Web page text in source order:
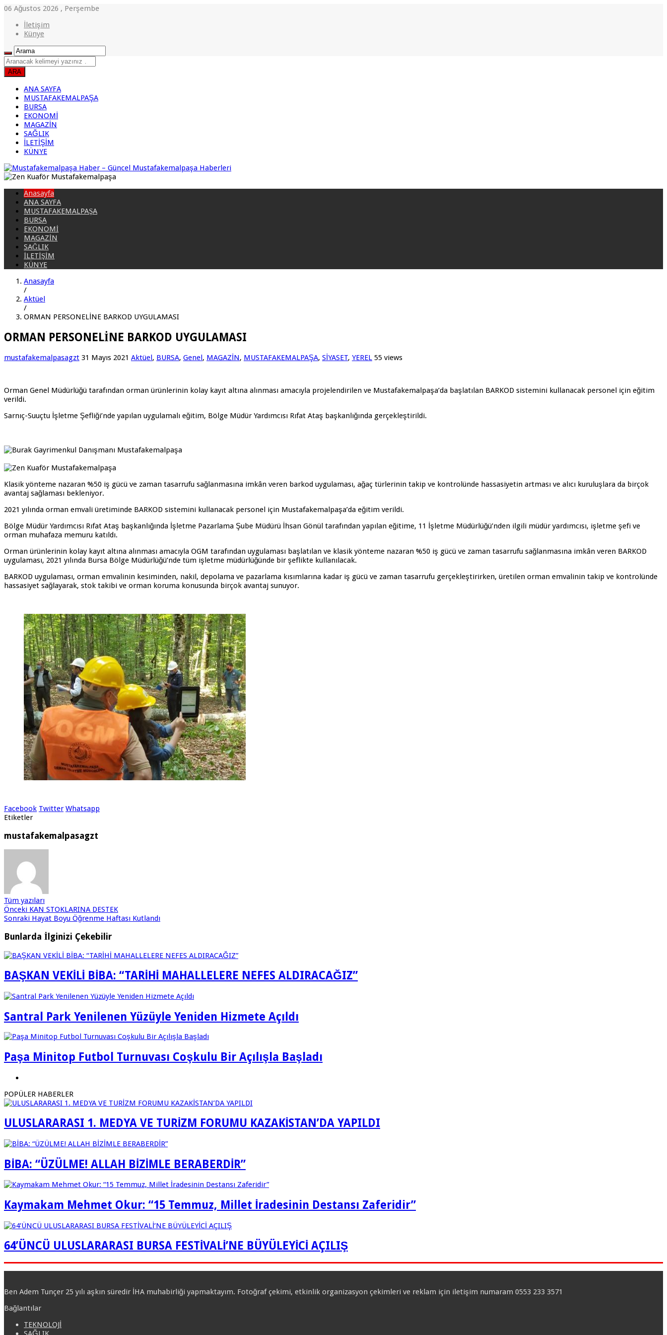
06 Ağustos 2026 , Perşembe
İletişim
Künye
ANA SAYFA
MUSTAFAKEMALPAŞA
BURSA
EKONOMİ
MAGAZİN
SAĞLIK
İLETİŞİM
KÜNYE
Anasayfa
ANA SAYFA
MUSTAFAKEMALPAŞA
BURSA
EKONOMİ
MAGAZİN
SAĞLIK
İLETİŞİM
KÜNYE
Anasayfa
/
Aktüel
/
ORMAN PERSONELİNE BARKOD UYGULAMASI
ORMAN PERSONELİNE BARKOD UYGULAMASI
mustafakemalpasagzt 31 Mayıs 2021 Aktüel , BURSA, Genel , MAGAZİN, MUSTAFAKEMALPAŞA, SİYASET, YEREL 55 views
Orman Genel Müdürlüğü tarafından orman ürünlerinin kolay kayıt altına alınması amacıyla projelendirilen ve Mustafakemalpaşa’da başlatılan BARKOD sistemini kullanacak personel için eğitim
verildi.
Sarnıç-Suuçtu İşletme Şefliği’nde yapılan uygulamalı eğitim, Bölge Müdür Yardımcısı Rıfat Ataş başkanlığında gerçekleştirildi.
Klasik yönteme nazaran %50 iş gücü ve zaman tasarrufu sağlanmasına imkân veren barkod uygulaması, ağaç türlerinin takip ve kontrolünde hassasiyetin artması ve alıcı kuruluşlara da birçok
avantaj sağlaması bekleniyor.
2021 yılında orman emvali üretiminde BARKOD sistemini kullanacak personel için Mustafakemalpaşa’da eğitim verildi.
Bölge Müdür Yardımcısı Rıfat Ataş başkanlığında İşletme Pazarlama Şube Müdürü İhsan Gönül tarafından yapılan eğitime, 11 İşletme Müdürlüğü’nden ilgili müdür yardımcısı, işletme şefi ve
orman muhafaza memuru katıldı.
Orman ürünlerinin kolay kayıt altına alınması amacıyla OGM tarafından uygulaması başlatılan ve klasik yönteme nazaran %50 iş gücü ve zaman tasarrufu sağlanmasına imkân veren BARKOD
uygulaması, 2021 yılında Bursa Bölge Müdürlüğü’nde tüm işletme müdürlüğünde bir şeflikte kullanılacak.
BARKOD uygulaması, orman emvalinin kesiminden, nakil, depolama ve pazarlama kısımlarına kadar iş gücü ve zaman tasarrufu gerçekleştirirken, üretilen orman emvalinin takip ve kontrolünde
hassasiyet sağlayarak, stok takibi ve orman koruma konusunda birçok avantaj sunuyor.
Facebook Twitter Whatsapp
Etiketler
mustafakemalpasagzt
Tüm yazıları
Önceki KAN STOKLARINA DESTEK
Sonraki Hayat Boyu Öğrenme Haftası Kutlandı
Bunlarda İlginizi Çekebilir
BAŞKAN VEKİLİ BİBA: “TARİHİ MAHALLELERE NEFES ALDIRACAĞIZ”
Santral Park Yenilenen Yüzüyle Yeniden Hizmete Açıldı
Paşa Minitop Futbol Turnuvası Coşkulu Bir Açılışla Başladı
POPÜLER HABERLER
ULUSLARARASI 1. MEDYA VE TURİZM FORUMU KAZAKİSTAN’DA YAPILDI
BİBA: “ÜZÜLME! ALLAH BİZİMLE BERABERDİR”
Kaymakam Mehmet Okur: “15 Temmuz, Millet İradesinin Destansı Zaferidir”
64’ÜNCÜ ULUSLARARASI BURSA FESTİVALİ’NE BÜYÜLEYİCİ AÇILIŞ
Ben Adem Tunçer 25 yılı aşkın süredir İHA muhabirliği yapmaktayım. Fotoğraf çekimi, etkinlik organizasyon çekimleri ve reklam için iletişim numaram 0553 233 3571
Bağlantılar
TEKNOLOJİ